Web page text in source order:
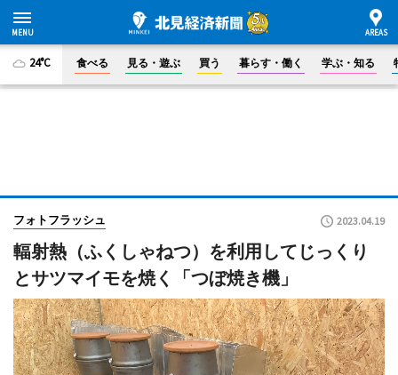
24°C 食べる 見る・遊ぶ 買う 暮らす・働く 学ぶ・知る
フォトフラッシュ 2023.04.19
輻射熱（ふくしゃねつ）を利用してじっくり
とサツマイモを焼く「つぼ焼き機」